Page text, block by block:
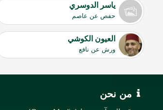
ياسر الدوسري
حفص عن عاصم
العيون الكوشي
ورش عن نافع
من نحن